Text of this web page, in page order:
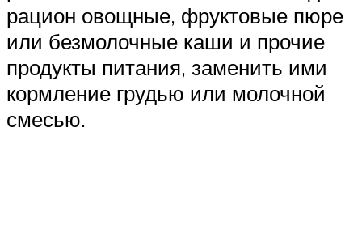
рацион овощные, фруктовые пюре
или безмолочные каши и прочие
продукты питания, заменить ими
кормление грудью или молочной
смесью.